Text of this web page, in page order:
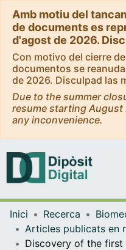
Amb motiu del
de documents es
d'agost de 2026.
Con motivo del cierre
documentos se
de 2026. Disculpad las
Due to the summer
resume starting August
any inconvenience.
Inici Recerca